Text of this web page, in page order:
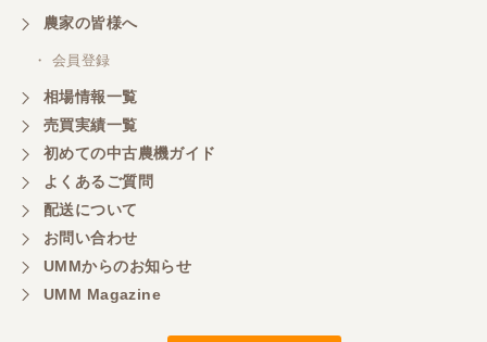
三重県／
嫌な顔をせずに一生懸命頑張ってくれる中山さんに
感謝しています。ここで3台買いましたが、これから
もよろしくお願いしたいです。
三重県／
初めてコンバインを買いに行ったのですが、とても
明るい方に担当していただき細かく説明して下さっ
てとても嬉しかったです。
農家の皆様へ
・ 会員登録
相場情報一覧
売買実績一覧
初めての中古農機ガイド
よくあるご質問
配送について
お問い合わせ
UMMからのお知らせ
UMM Magazine